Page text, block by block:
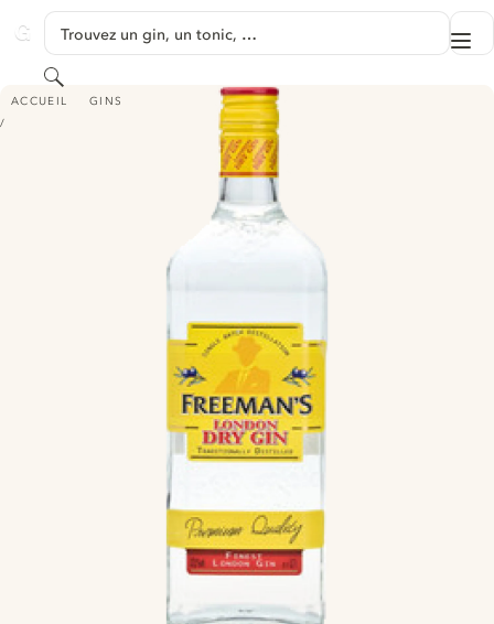
GINVENTORY
Trouvez un gin, un tonic, …
Rechercher
ACCUEIL GINS
FREEMAN'S LONDON DRY GIN